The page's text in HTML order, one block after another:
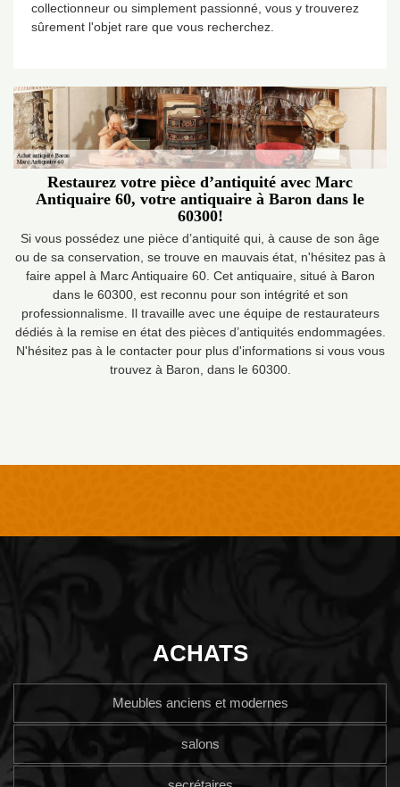
collectionneur ou simplement passionné, vous y trouverez
sûrement l'objet rare que vous recherchez.
Restaurez votre pièce d’antiquité avec Marc
Antiquaire 60, votre antiquaire à Baron dans le
60300!
Si vous possédez une pièce d’antiquité qui, à cause de son âge
ou de sa conservation, se trouve en mauvais état, n'hésitez pas à
faire appel à Marc Antiquaire 60. Cet antiquaire, situé à Baron
dans le 60300, est reconnu pour son intégrité et son
professionnalisme. Il travaille avec une équipe de restaurateurs
dédiés à la remise en état des pièces d’antiquités endommagées.
N'hésitez pas à le contacter pour plus d'informations si vous vous
trouvez à Baron, dans le 60300.
ACHATS
Meubles anciens et modernes
salons